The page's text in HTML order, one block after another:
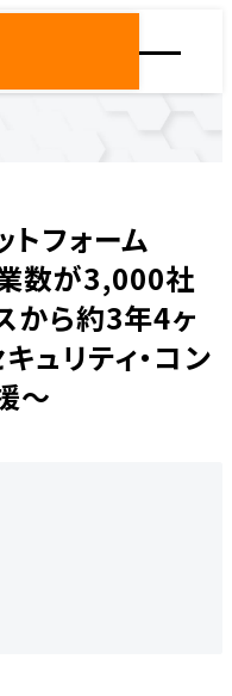
トフォーム
数が3,000社
から約3年4ヶ
ュリティ・コン
〜